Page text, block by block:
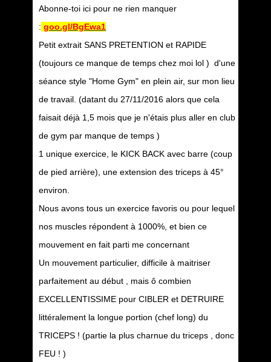
Abonne-toi ici pour ne rien manquer
: goo.gl/BgEwa1
Petit extrait SANS PRETENTION et RAPIDE
(toujours ce manque de temps chez moi lol ) d'une
séance style "Home Gym" en plein air, sur mon lieu
de travail. (datant du 27/11/2016 alors que cela
faisait déjà 1,5 mois que je n'étais plus aller en club
de gym par manque de temps )
1 unique exercice, le KICK BACK avec barre (coup
de pied arrière), une extension des triceps à 45°
environ.
Nous avons tous un exercice favoris ou pour lequel
nos muscles répondent à 1000%, et bien ce
mouvement en fait parti me concernant
Un mouvement particulier, difficile à maitriser
parfaitement au début , mais ô combien
EXCELLENTISSIME pour CIBLER et DETRUIRE
littéralement la longue portion (chef long) du
TRICEPS ! (partie la plus charnue du triceps , donc
FEU ! )